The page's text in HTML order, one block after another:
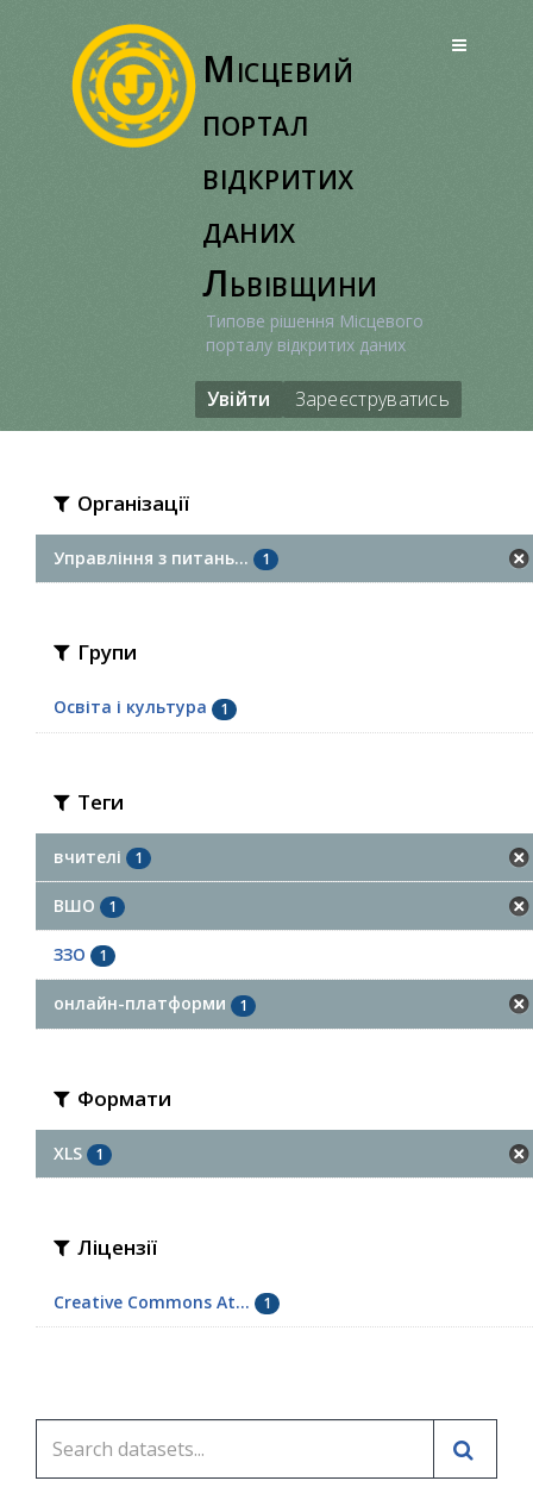
Місцевий
портал
відкритих
даних
Львівщини
Типове рішення Місцевого
порталу відкритих даних
Увійти Зареєструватись
Організації
Управління з питань... 1
Групи
Освіта і культура 1
Теги
вчителі 1
ВШО 1
ЗЗО 1
онлайн-платформи 1
Формати
XLS 1
Ліцензії
Creative Commons At... 1